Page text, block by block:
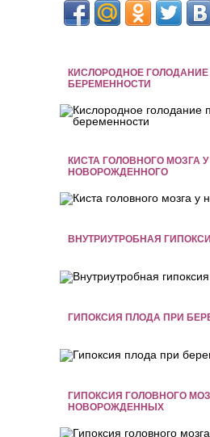
КИСЛОРОДНОЕ
БЕРЕМЕННОСТИ
КИСТА ГОЛОВНОГО МОЗГА У
НОВОРОЖДЕННОГО
ВНУТРИУТРОБНАЯ
ГИПОКСИЯ ПЛОДА ПРИ
ГИПОКСИЯ ГОЛОВНОГО
НОВОРОЖДЕННЫХ